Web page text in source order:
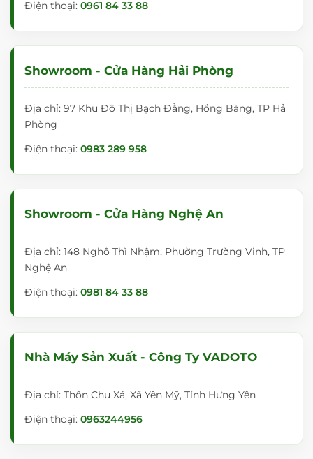
Điện thoại: 0961 84 33 88
Showroom - Cửa Hàng Hải Phòng
Địa chỉ: 97 Khu Đô Thị Bạch Đằng, Hồng Bàng, TP Hả
Phòng
Điện thoại: 0983 289 958
Showroom - Cửa Hàng Nghệ An
Địa chỉ: 148 Nghô Thì Nhậm, Phường Trường Vinh, TP
Nghệ An
Điện thoại: 0981 84 33 88
Nhà Máy Sản Xuất - Công Ty VADOTO
Địa chỉ: Thôn Chu Xá, Xã Yên Mỹ, Tỉnh Hưng Yên
Điện thoại: 0963244956